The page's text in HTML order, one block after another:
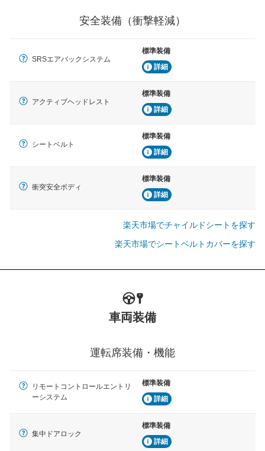
安全装備（衝撃軽減）
SRSエアバックシステム
標準装備
詳細
アクティブヘッドレスト
標準装備
詳細
シートベルト
標準装備
詳細
衝突安全ボディ
標準装備
詳細
楽天市場でチャイルドシートを探す
楽天市場でシートベルトカバーを探す
車両装備
運転席装備・機能
リモートコントロールエントリ
ーシステム
標準装備
詳細
集中ドアロック
標準装備
詳細